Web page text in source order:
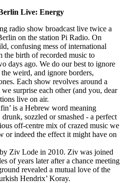
Live: Energy
radio show broadcast live twice a
on the station Pi Radio. On
confusing mess of international
the birth of recorded music to
days ago. We do our best to ignore
weird, and ignore borders,
Each show revolves around a
surprise each other (and you, dear
live on air.
is a Hebrew word meaning
sozzled or smashed - a perfect
off-centre mix of crazed music we
or indeed the effect it might have on
Ziv Lode in 2010. Ziv was joined
of years later after a chance meeting
revealed a mutual love of the
Hendrix’ Koray.